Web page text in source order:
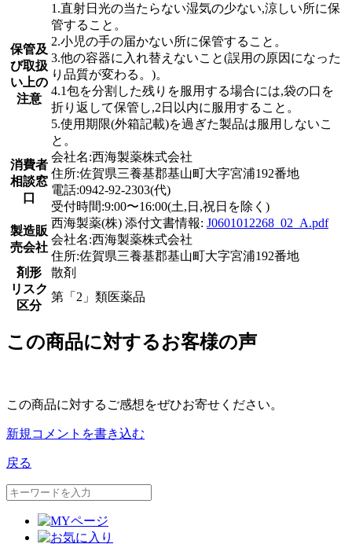
保管及
び取扱
い上の
注意
1.直射日光の当たらない湿気の少ない,涼しい所に保
管すること。
2.小児の手の届かない所に保管すること。
3.他の容器に入れ替えないこと(誤用の原因になった
り品質が変わる。)。
4.1包を分割した残りを服用する場合には,袋の口を
折り返して保管し,2日以内に服用すること。
5.使用期限(外箱記載)を過ぎた製品は服用しないこ
と。
消費者
相談窓
口
会社名:西海製薬株式会社
住所:佐賀県三養基郡基山町大字宮浦192番地
電話:0942-92-2303(代)
受付時間:9:00〜16:00(土,日,祝日を除く)
製造販
売会社
西海製薬(株) 添付文書情報: J0601012268_02_A.pdf
会社名:西海製薬株式会社
住所:佐賀県三養基郡基山町大字宮浦192番地
剤形
散剤
リスク
区分
第「2」類医薬品
この商品に対するお客様の声
この商品に対するご感想をぜひお寄せください。
新規コメントを書き込む
戻る